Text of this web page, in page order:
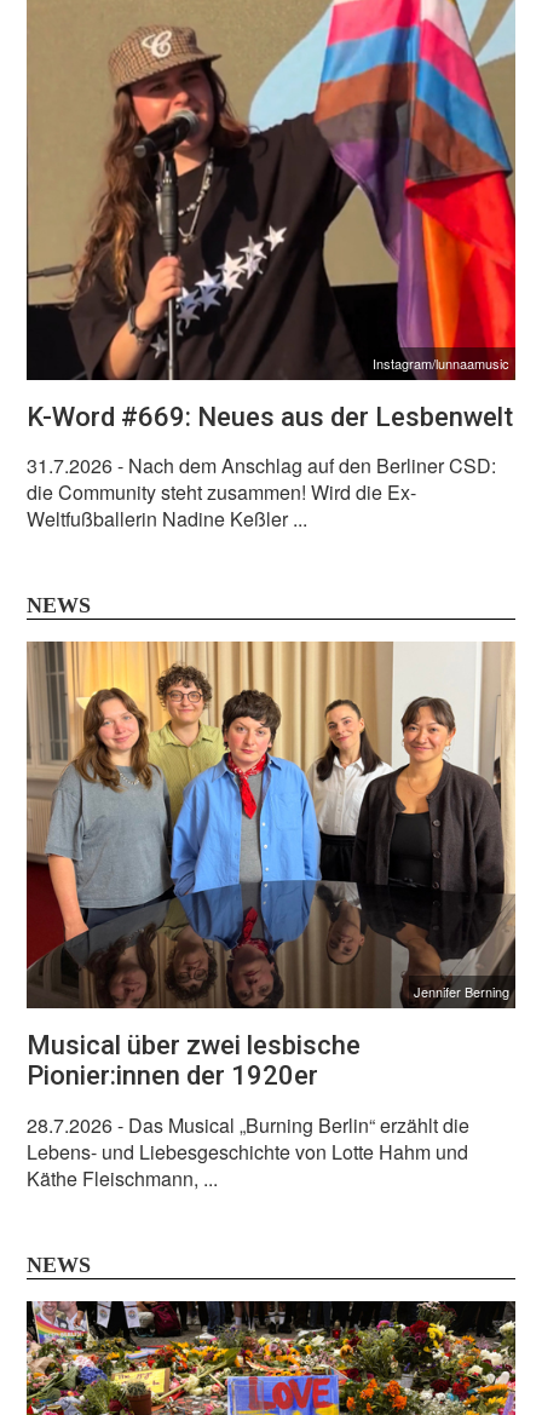
Instagram/lunnaamusic
K-Word #669: Neues aus der Lesbenwelt
31.7.2026- Nach dem Anschlag auf den Berliner CSD:
die Community steht zusammen! Wird die Ex-
Weltfußballerin Nadine Keßler ...
NEWS
Jennifer Berning
Musical über zwei lesbische
Pionier:innen der 1920er
28.7.2026- Das Musical „Burning Berlin“ erzählt die
Lebens- und Liebesgeschichte von Lotte Hahm und
Käthe Fleischmann, ...
NEWS